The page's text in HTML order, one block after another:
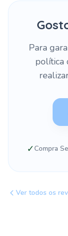
Para
política
✓Compra
Ver todos os